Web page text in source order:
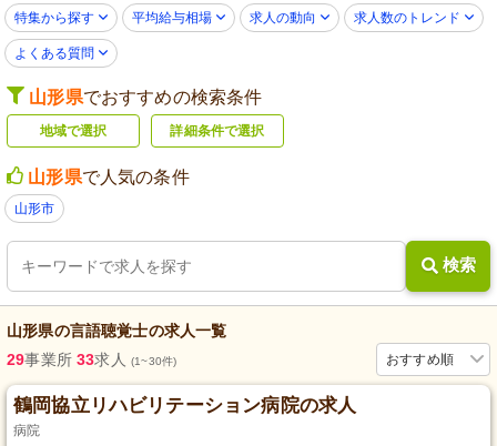
特集から探す 平均給与相場 求人の動向 求人数のトレンド
よくある質問
山形県でおすすめの検索条件
地域で選択 詳細条件で選択
山形県で人気の条件
山形市
検索
山形県の言語聴覚士の求人一覧
おすすめ順
29事業所 33求人 (1~30件)
鶴岡協立リハビリテーション病院の求人
病院